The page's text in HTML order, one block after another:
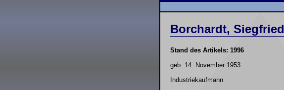
Borchardt, Siegfried
Stand des Artikels: 1996
geb. 14. November 1953
Industriekaufmann